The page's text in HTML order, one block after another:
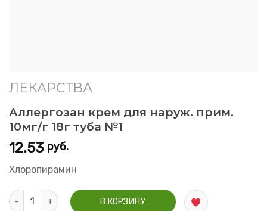
ЛЕКАРСТВА
Аллергозан крем для наруж. прим.
10мг/г 18г туба №1
12.53 руб.
Хлоропирамин
Количество Аллергозан крем для наруж. прим. 10мг/г 18г
В КОРЗИНУ